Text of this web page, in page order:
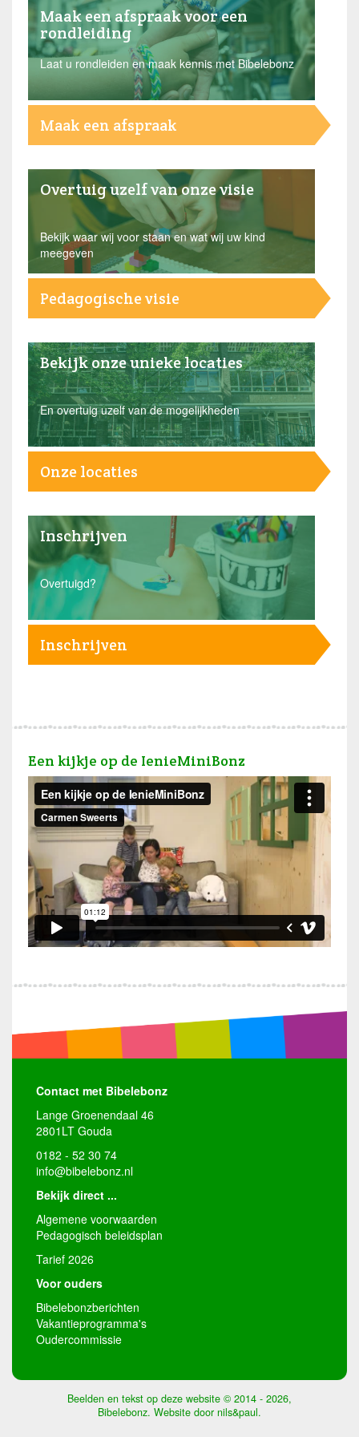
Algemene Voorwaarden
Maak een afspraak voor een
rondleiding
Laat u rondleiden en maak kennis met Bibelebonz
Maak een afspraak
Overtuig uzelf van onze visie
Bekijk waar wij voor staan en wat wij uw kind
meegeven
Pedagogische visie
Bekijk onze unieke locaties
En overtuig uzelf van de mogelijkheden
Onze locaties
Inschrijven
Overtuigd?
Inschrijven
Een kijkje op de IenieMiniBonz
Contact met Bibelebonz
Lange Groenendaal 46
2801LT Gouda
0182 - 52 30 74
info@bibelebonz.nl
Bekijk direct ...
Algemene voorwaarden
Pedagogisch beleidsplan
Tarief 2026
Voor ouders
Bibelebonzberichten
Vakantieprogramma's
Oudercommissie
Beelden en tekst op deze website © 2014 - 2026,
Bibelebonz. Website door nils&paul.